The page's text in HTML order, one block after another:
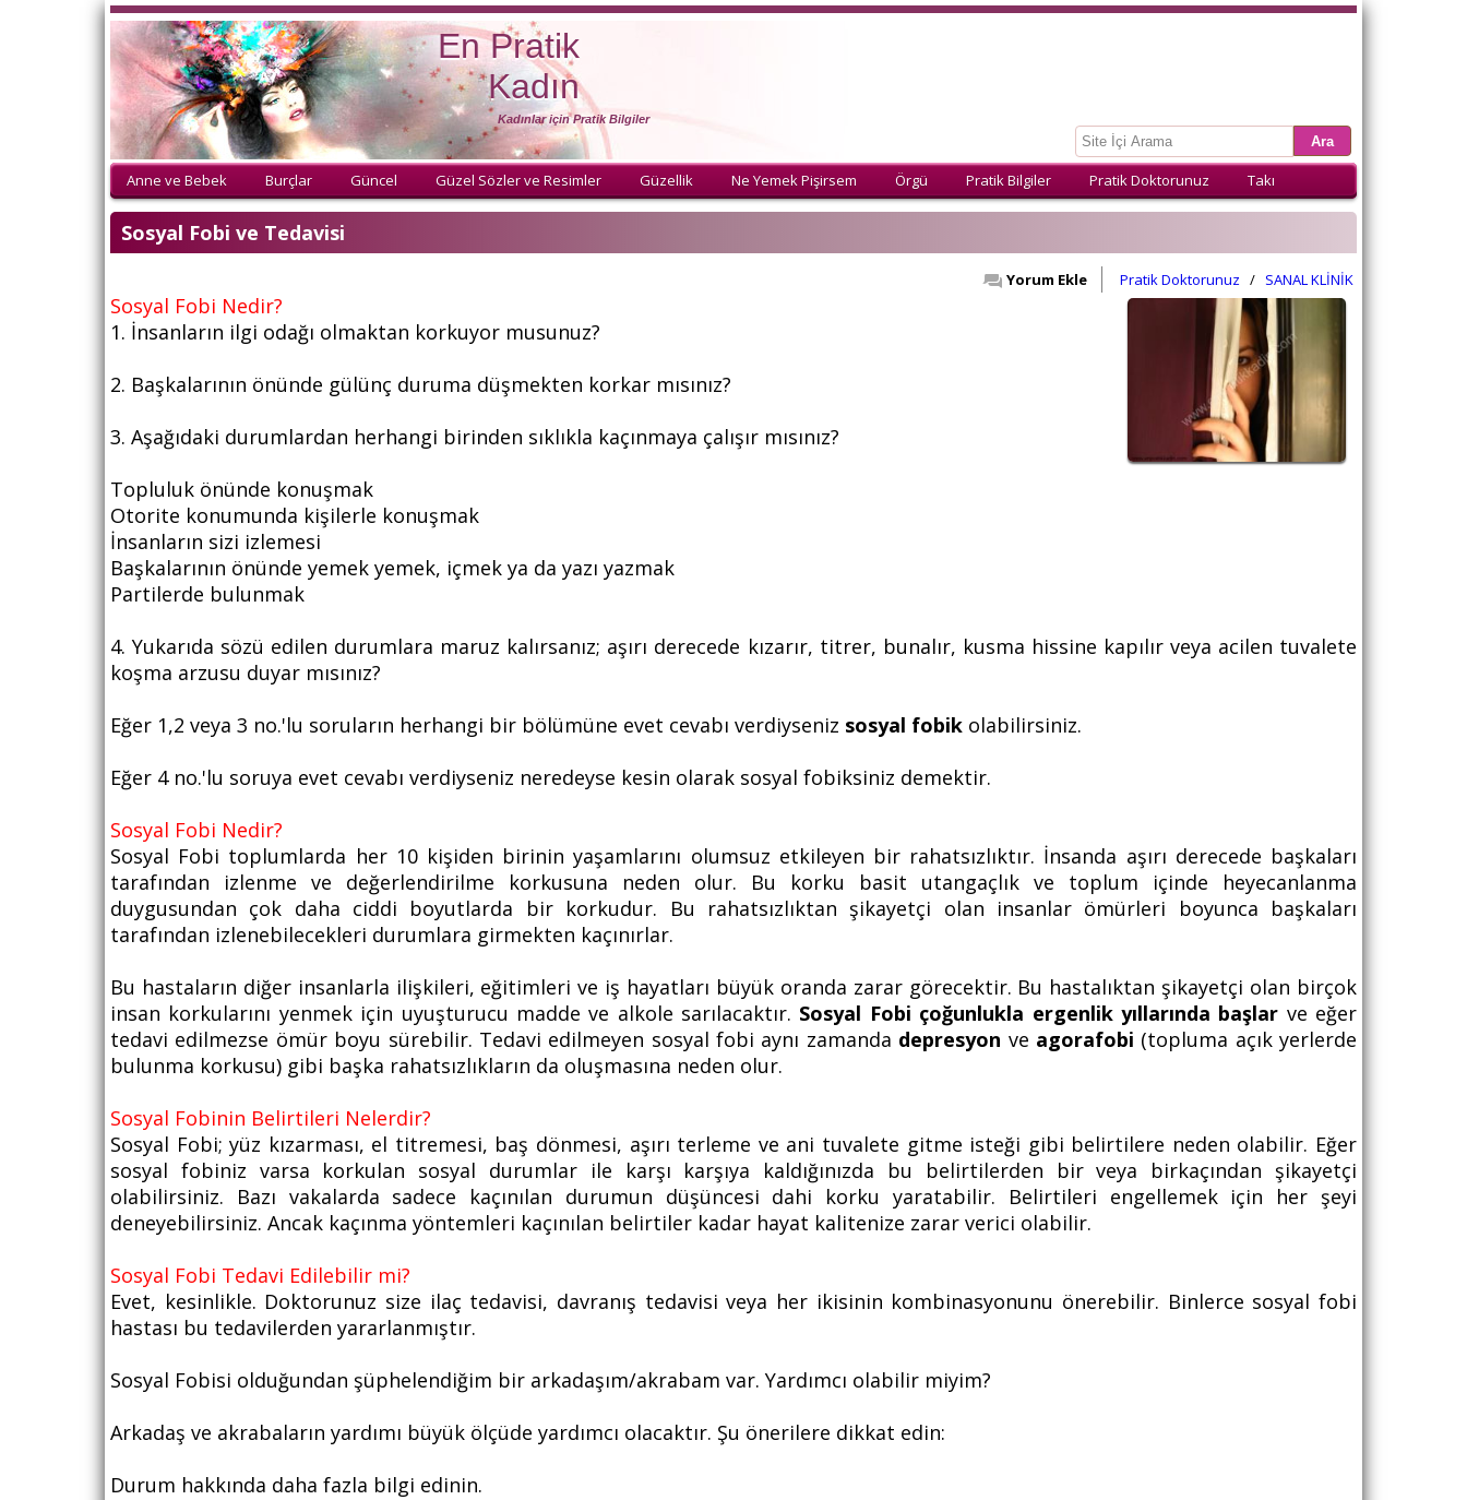
En Pratik
Kadın
Kadınlar için Pratik Bilgiler
Anne ve Bebek Burçlar Güncel Güzel Sözler ve Resimler Güzellik Ne Yemek Pişirsem Örgü Pratik Bilgiler Pratik Doktorunuz Takı
Sosyal Fobi ve Tedavisi
SANAL KLİNİK
/
Pratik Doktorunuz
Yorum Ekle
Sosyal Fobi Nedir?
1. İnsanların ilgi odağı olmaktan korkuyor musunuz?
2. Başkalarının önünde gülünç duruma düşmekten korkar mısınız?
3. Aşağıdaki durumlardan herhangi birinden sıklıkla kaçınmaya çalışır mısınız?
Topluluk önünde konuşmak
Otorite konumunda kişilerle konuşmak
İnsanların sizi izlemesi
Başkalarının önünde yemek yemek, içmek ya da yazı yazmak
Partilerde bulunmak
4. Yukarıda sözü edilen durumlara maruz kalırsanız; aşırı derecede kızarır, titrer, bunalır, kusma hissine kapılır veya acilen tuvalete
koşma arzusu duyar mısınız?
Eğer 1,2 veya 3 no.'lu soruların herhangi bir bölümüne evet cevabı verdiyseniz sosyal fobik olabilirsiniz.
Eğer 4 no.'lu soruya evet cevabı verdiyseniz neredeyse kesin olarak sosyal fobiksiniz demektir.
Sosyal Fobi Nedir?
Sosyal Fobi toplumlarda her 10 kişiden birinin yaşamlarını olumsuz etkileyen bir rahatsızlıktır. İnsanda aşırı derecede başkaları
tarafından izlenme ve değerlendirilme korkusuna neden olur. Bu korku basit utangaçlık ve toplum içinde heyecanlanma
duygusundan çok daha ciddi boyutlarda bir korkudur. Bu rahatsızlıktan şikayetçi olan insanlar ömürleri boyunca başkaları
tarafından izlenebilecekleri durumlara girmekten kaçınırlar.
Bu hastaların diğer insanlarla ilişkileri, eğitimleri ve iş hayatları büyük oranda zarar görecektir. Bu hastalıktan şikayetçi olan birçok
insan korkularını yenmek için uyuşturucu madde ve alkole sarılacaktır. Sosyal Fobi çoğunlukla ergenlik yıllarında başlar ve eğer
tedavi edilmezse ömür boyu sürebilir. Tedavi edilmeyen sosyal fobi aynı zamanda depresyon ve agorafobi (topluma açık yerlerde
bulunma korkusu) gibi başka rahatsızlıkların da oluşmasına neden olur.
Sosyal Fobinin Belirtileri Nelerdir?
Sosyal Fobi; yüz kızarması, el titremesi, baş dönmesi, aşırı terleme ve ani tuvalete gitme isteği gibi belirtilere neden olabilir. Eğer
sosyal fobiniz varsa korkulan sosyal durumlar ile karşı karşıya kaldığınızda bu belirtilerden bir veya birkaçından şikayetçi
olabilirsiniz. Bazı vakalarda sadece kaçınılan durumun düşüncesi dahi korku yaratabilir. Belirtileri engellemek için her şeyi
deneyebilirsiniz. Ancak kaçınma yöntemleri kaçınılan belirtiler kadar hayat kalitenize zarar verici olabilir.
Sosyal Fobi Tedavi Edilebilir mi?
Evet, kesinlikle. Doktorunuz size ilaç tedavisi, davranış tedavisi veya her ikisinin kombinasyonunu önerebilir. Binlerce sosyal fobi
hastası bu tedavilerden yararlanmıştır.
Sosyal Fobisi olduğundan şüphelendiğim bir arkadaşım/akrabam var. Yardımcı olabilir miyim?
Arkadaş ve akrabaların yardımı büyük ölçüde yardımcı olacaktır. Şu önerilere dikkat edin:
Durum hakkında daha fazla bilgi edinin.